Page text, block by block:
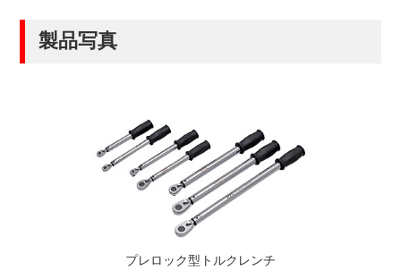
製品写真
プレロック型トルクレンチ